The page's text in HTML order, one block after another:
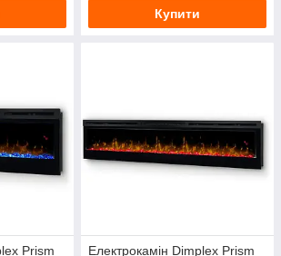
Купити
Prism
Електрокамін Dimplex Prism